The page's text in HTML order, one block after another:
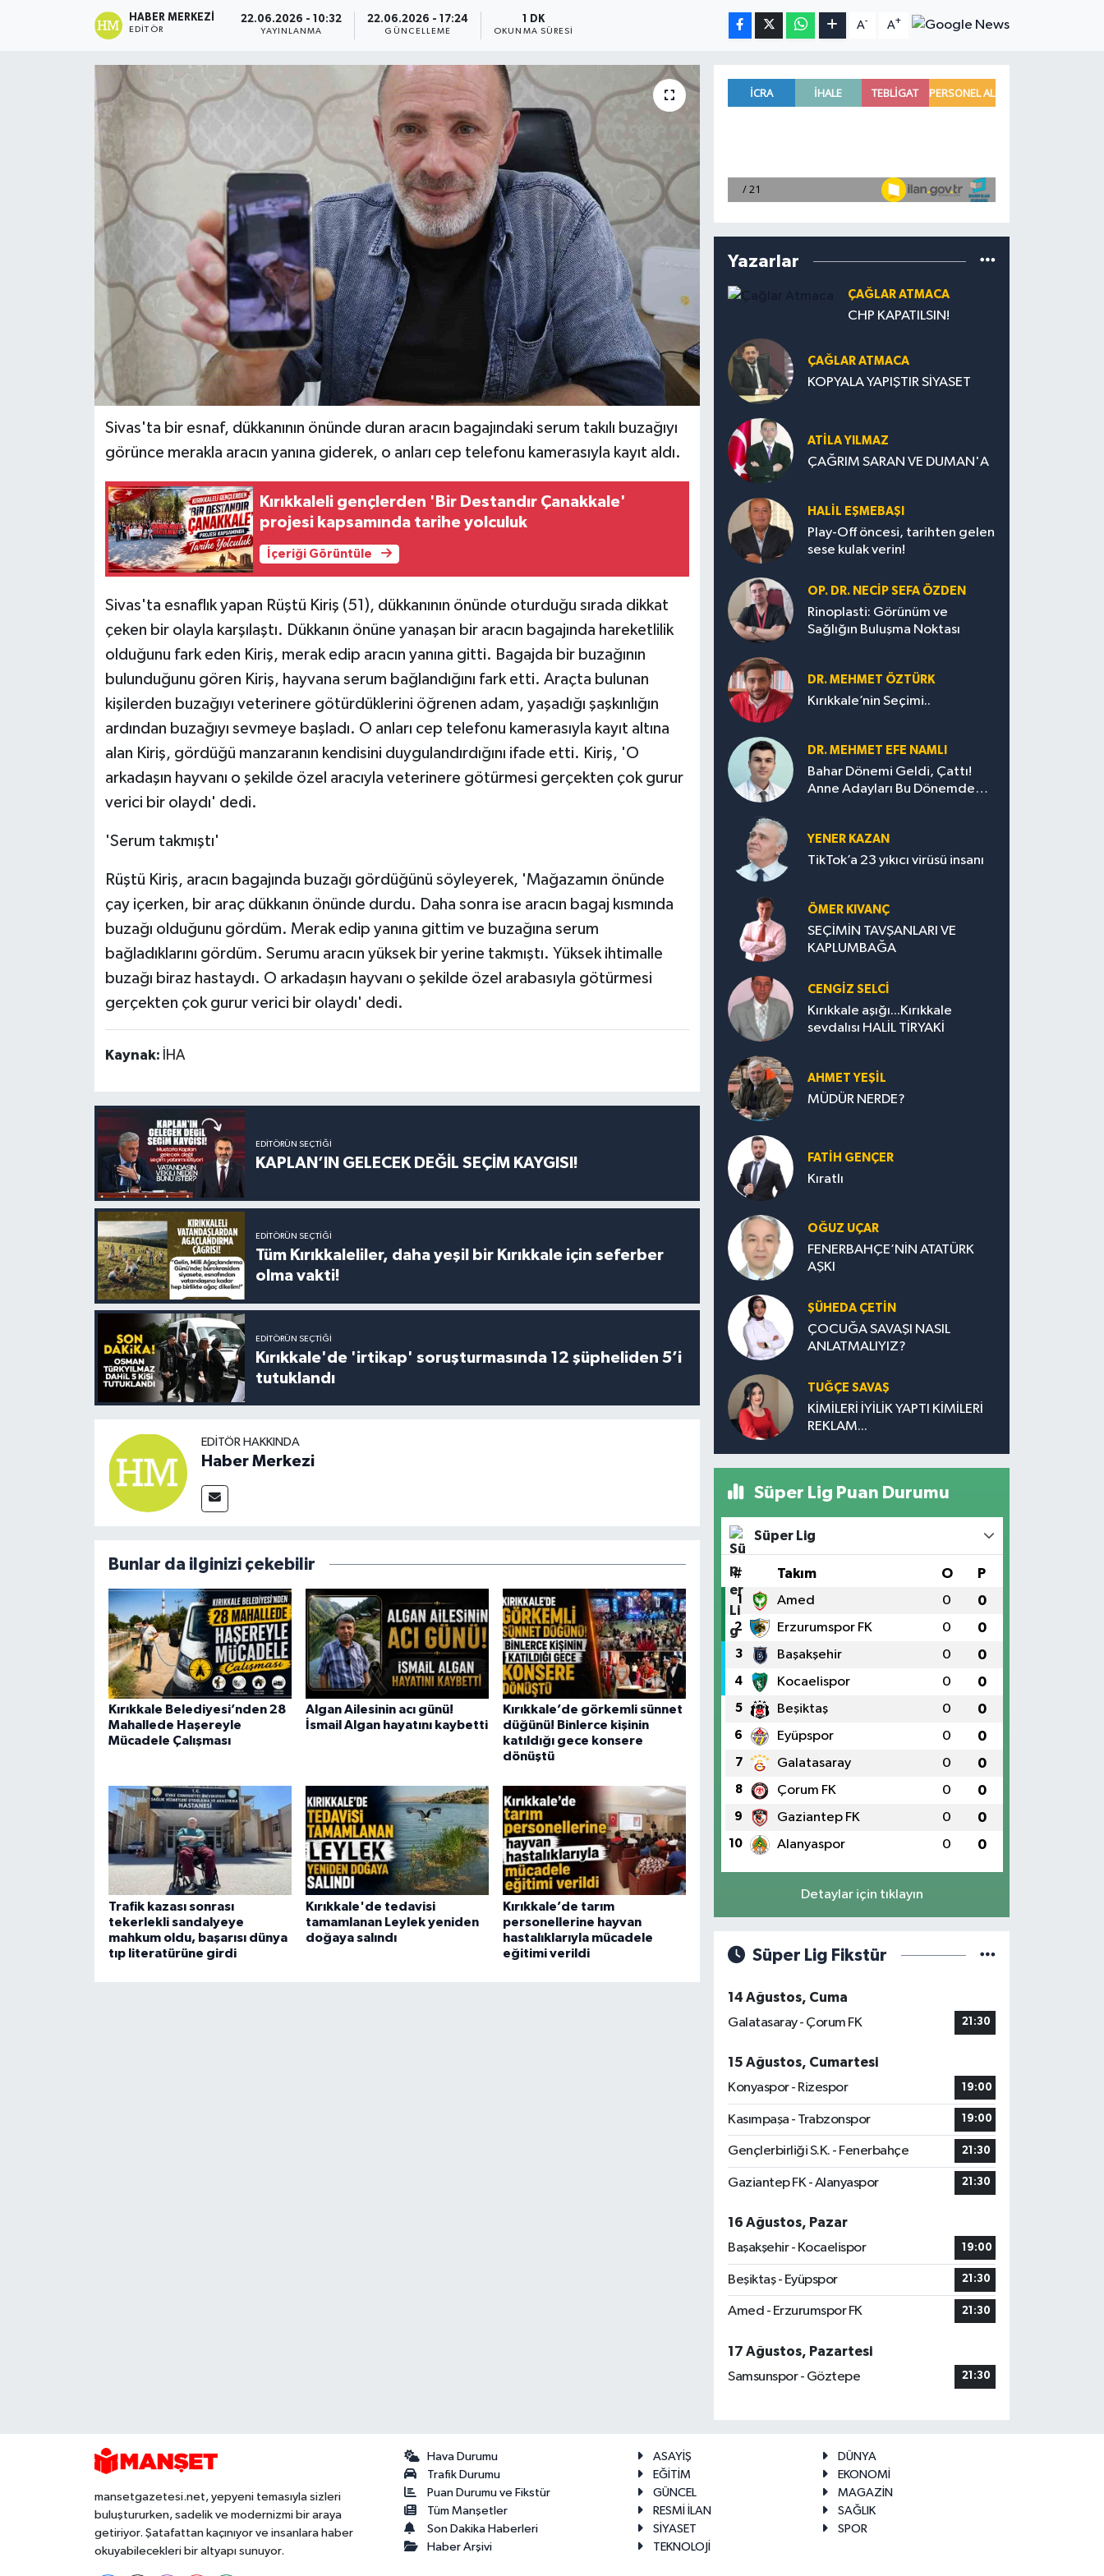
HABER MERKEZI
EDITÖR
22.06.2026 - 10:32
YAYINLANMA
22.06.2026 - 17:24
GÜNCELLEME
1 DK
OKUNMA SÜRESI
A- A+
Sivas'ta bir esnaf, dükkanının önünde duran aracın bagajındaki serum takılı buzağıyı
görünce merakla aracın yanına giderek, o anları cep telefonu kamerasıyla kayıt aldı.
Kırıkkaleli gençlerden 'Bir Destandır Çanakkale'
projesi kapsamında tarihe yolculuk
İçeriği Görüntüle
Sivas'ta esnaflık yapan Rüştü Kiriş (51), dükkanının önünde oturduğu sırada dikkat
çeken bir olayla karşılaştı. Dükkanın önüne yanaşan bir aracın bagajında hareketlilik
olduğunu fark eden Kiriş, merak edip aracın yanına gitti. Bagajda bir buzağının
bulunduğunu gören Kiriş, hayvana serum bağlandığını fark etti. Araçta bulunan
kişilerden buzağıyı veterinere götürdüklerini öğrenen adam, yaşadığı şaşkınlığın
ardından buzağıyı sevmeye başladı. O anları cep telefonu kamerasıyla kayıt altına
alan Kiriş, gördüğü manzaranın kendisini duygulandırdığını ifade etti. Kiriş, 'O
arkadaşın hayvanı o şekilde özel aracıyla veterinere götürmesi gerçekten çok gurur
verici bir olaydı' dedi.
'Serum takmıştı'
Rüştü Kiriş, aracın bagajında buzağı gördüğünü söyleyerek, 'Mağazamın önünde
çay içerken, bir araç dükkanın önünde durdu. Daha sonra ise aracın bagaj kısmında
buzağı olduğunu gördüm. Merak edip yanına gittim ve buzağına serum
bağladıklarını gördüm. Serumu aracın yüksek bir yerine takmıştı. Yüksek ihtimalle
buzağı biraz hastaydı. O arkadaşın hayvanı o şekilde özel arabasıyla götürmesi
gerçekten çok gurur verici bir olaydı' dedi.
Kaynak: İHA
EDITÖRÜN SEÇTIĞI
KAPLAN’IN GELECEK DEĞİL SEÇİM KAYGISI!
EDITÖRÜN SEÇTIĞI
Tüm Kırıkkaleliler, daha yeşil bir Kırıkkale için seferber
olma vakti!
EDITÖRÜN SEÇTIĞI
Kırıkkale'de 'irtikap' soruşturmasında 12 şüpheliden 5’i
tutuklandı
EDITÖR HAKKINDA
Haber Merkezi
Bunlar da ilginizi çekebilir
Kırıkkale Belediyesi’nden 28
Mahallede Haşereyle
Mücadele Çalışması
Algan Ailesinin acı günü!
İsmail Algan hayatını kaybetti
Kırıkkale’de görkemli sünnet
düğünü! Binlerce kişinin
katıldığı gece konsere
dönüştü
Trafik kazası sonrası
tekerlekli sandalyeye
mahkum oldu, başarısı dünya
tıp literatürüne girdi
Kırıkkale'de tedavisi
tamamlanan Leylek yeniden
doğaya salındı
Kırıkkale’de tarım
personellerine hayvan
hastalıklarıyla mücadele
eğitimi verildi
Yazarlar
ÇAĞLAR ATMACA
CHP KAPATILSIN!
ÇAĞLAR ATMACA
KOPYALA YAPIŞTIR SİYASET
ATILA YILMAZ
ÇAĞRIM SARAN VE DUMAN'A
HALIL EŞMEBAŞI
Play-Off öncesi, tarihten gelen
sese kulak verin!
OP. DR. NECIP SEFA ÖZDEN
Rinoplasti: Görünüm ve
Sağlığın Buluşma Noktası
DR. MEHMET ÖZTÜRK
Kırıkkale’nin Seçimi..
DR. MEHMET EFE NAMLI
Bahar Dönemi Geldi, Çattı!
Anne Adayları Bu Dönemde
YENER KAZAN
TikTok’a 23 yıkıcı virüsü insanı
ÖMER KIVANÇ
SEÇİMİN TAVŞANLARI VE
KAPLUMBAĞA
CENGİZ SELCİ
Kırıkkale aşığı...Kırıkkale
sevdalısı HALİL TİRYAKİ
AHMET YEŞİL
MÜDÜR NERDE?
FATIH GENÇER
Kıratlı
OĞUZ UÇAR
FENERBAHÇE’NİN ATATÜRK
AŞKI
ŞÜHEDA ÇETİN
ÇOCUĞA SAVAŞI NASIL
ANLATMALIYIZ?
TUĞÇE SAVAŞ
KİMİLERİ İYİLİK YAPTI KİMİLERİ
REKLAM...
Süper Lig Puan Durumu
Süper Lig
# Takım O P
1 Amed 0 0
2 Erzurumspor FK 0 0
3 Başakşehir 0 0
4 Kocaelispor 0 0
5 Beşiktaş 0 0
6 Eyüpspor 0 0
7 Galatasaray 0 0
8 Çorum FK 0 0
9 Gaziantep FK 0 0
10 Alanyaspor 0 0
Detaylar için tıklayın
Süper Lig Fikstür
14 Ağustos, Cuma
Galatasaray - Çorum FK
21:30
15 Ağustos, Cumartesi
Konyaspor - Rizespor
19:00
Kasımpaşa - Trabzonspor 19:00
Gençlerbirliği S.K. - Fenerbahçe 21:30
Gaziantep FK - Alanyaspor 21:30
16 Ağustos, Pazar
Başakşehir - Kocaelispor
19:00
Beşiktaş - Eyüpspor 21:30
Amed - Erzurumspor FK 21:30
17 Ağustos, Pazartesi
Samsunspor - Göztepe
21:30
mansetgazetesi.net, yepyeni temasıyla sizleri
buluştururken, sadelik ve modernizmi bir araya
getiriyor. Şatafattan kaçınıyor ve insanlara haber
okuyabilecekleri bir altyapı sunuyor.
Hava Durumu
Trafik Durumu
Puan Durumu ve Fikstür
Tüm Manşetler
Son Dakika Haberleri
Haber Arşivi
ASAYİŞ
DÜNYA
EĞİTİM
EKONOMİ
GÜNCEL
MAGAZİN
RESMİ İLAN
SAĞLIK
SİYASET
SPOR
TEKNOLOJİ